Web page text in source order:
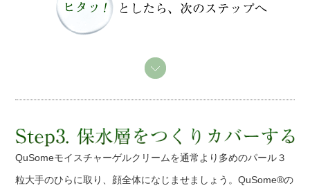
QuSomeモイスチャーゲルクリームを通常より多めのパール３
粒大手のひらに取り、顔全体になじませましょう。QuSome®の